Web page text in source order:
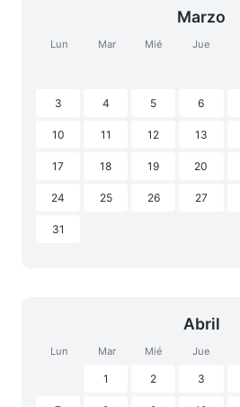
Marzo
Lun Mar Mié Jue
3 4 5 6
10 11 12 13
17 18 19 20
24 25 26 27
31
Abril
Lun Mar Mié Jue
1 2 3